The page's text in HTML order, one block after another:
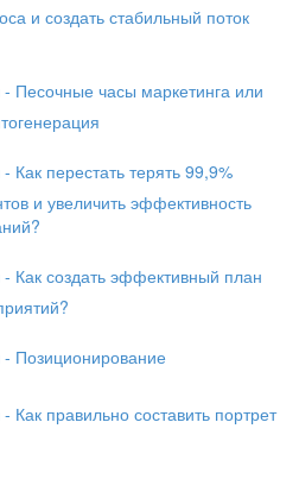
и создать стабильный поток
Песочные часы маркетинга или
Как перестать терять 99,9%
и увеличить эффективность
Как создать эффективный план
Позиционирование
Как правильно составить портрет